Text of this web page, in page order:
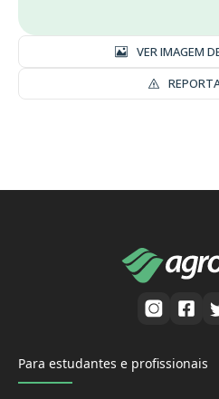
VER IMAGEM
Para estudantes e profissionais